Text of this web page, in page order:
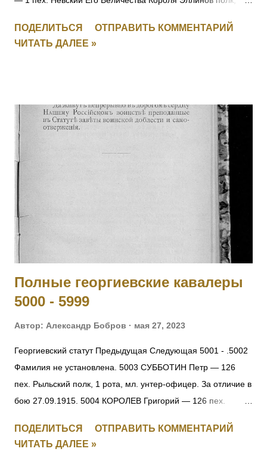
полка в Восточной Пруссии в середине августа 1914 г.
зарыл полковое знамя, дабы оно не досталось врагу.
Императором в Царском Селе (в Александровском дворце)
12 ноября 1914 г. Получил также золотые часы с
Государственным гербом и цепочкой. 25.02.1915 при д.
Березины, получив ранение, был эвакуирован в госпиталь и
больше в полк не возвращался. Произведен в прапорщики.
На август 1916 года находился в 188-м пех. запасном
полку. Имеет кресты 2 ст. No 446, 3 ст. № 17033 и 4 ст. №
121138 за Русско-Японскую войну. [II-452] Знаменщик
подпрапорщик Никифор Удалых, сражаясь с германск...
ПОДЕЛИТЬСЯ
ОТПРАВИТЬ КОММЕНТАРИЙ
ЧИТАТЬ ДАЛЕЕ »
Полные георгиевские кавалеры
5000 - 5999
Автор: Александр Бобров мая 27, 2023
Георгиевский статут Предыдущая Следующая 5001 - .5002
Фамилия не установлена. 5003 СУББОТИН Петр — 126
пех. Рыльский полк, 1 рота, мл. унтер-офицер. За отличие в
бою 27.09.1915. 5004 КОРОЛЕВ Григорий — 126 пех.
27.09.1915. 5005 ПОЛОМАРЧУК Николай — 126 пех.
Рыльский полк, 5 рота, фельдфебель. За отличие в бою
ПОДЕЛИТЬСЯ
ОТПРАВИТЬ КОММЕНТАРИЙ
ЧИТАТЬ ДАЛЕЕ »